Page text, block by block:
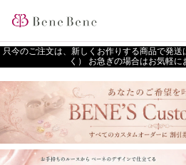
只今のご注文は、新しくお作りする商品で発送
く） お急ぎの場合はお気軽